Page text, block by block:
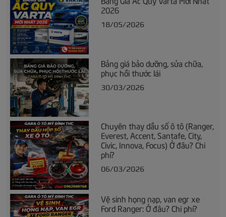
2026
18/05/2026
Bảng giá bảo dưỡng, sửa chữa,
phục hồi thước lái
30/03/2026
Chuyên thay dầu số ô tô (Ranger,
Everest, Accent, Santafe, City,
Civic, Innova, Focus) Ở đâu? Chi
phí?
06/03/2026
Vệ sinh họng nạp, van egr xe
Ford Ranger: Ở đâu? Chi phí?